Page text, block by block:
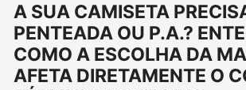
A SUA CAMISETA
PENTEADA OU P.A.?
COMO A ESCOLHA DA
AFETA DIRETAMENTE O